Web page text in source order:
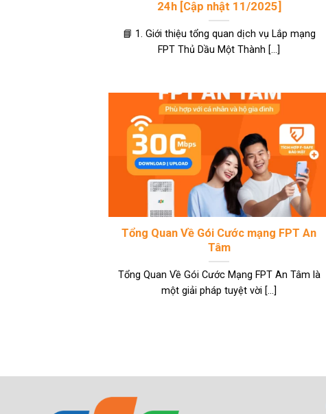
24h [Cập nhật 11/2025]
📘 1. Giới thiệu tổng quan dịch vụ Lắp mạng
FPT Thủ Dầu Một Thành [...]
Tổng Quan Về Gói Cước mạng FPT An
Tâm
Tổng Quan Về Gói Cước Mạng FPT An Tâm là
một giải pháp tuyệt vời [...]